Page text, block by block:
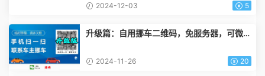
2024-12-03 5
升级篇：自用挪车二维码，免服务器，可微信
2024-11-26 20